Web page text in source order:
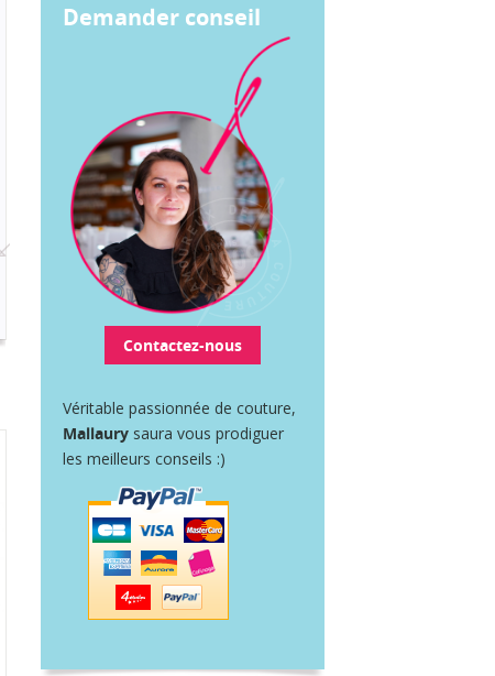
Demander conseil
Contactez-nous
Véritable passionnée de couture,
Mallaury saura vous prodiguer
les meilleurs conseils :)